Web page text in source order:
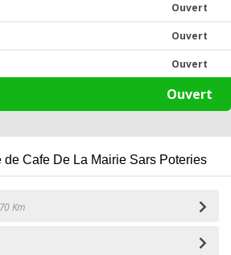
Ouvert
Ouvert
Ouvert
Ouvert
de Cafe De La Mairie Sars Poteries
Km